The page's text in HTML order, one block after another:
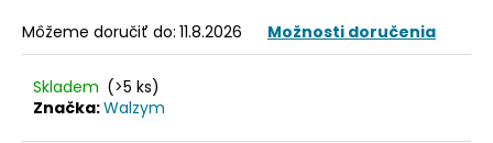
Môžeme doručiť do: 11.8.2026 Možnosti doručenia
Skladem (>5 ks)
Značka:Walzym
O
d
p